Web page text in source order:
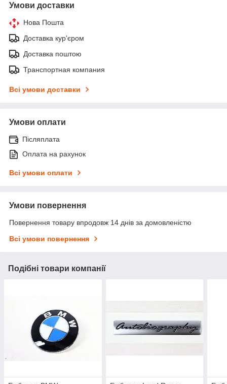
Умови доставки
Нова Пошта
Доставка кур'єром
Доставка поштою
Транспортная компания
Всі умови доставки
Умови оплати
Післяплата
Оплата на рахунок
Всі умови оплати
Умови повернення
Повернення товару впродовж 14 днів за домовленістю
Всі умови повернення
Подібні товари компанії